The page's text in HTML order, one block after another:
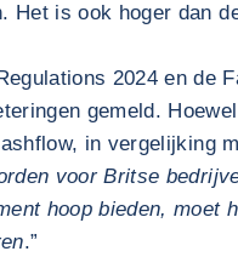
is ook hoger dan
2024 en
gemeld.
in vergelijking
voor Britse
hoop bieden,
.”